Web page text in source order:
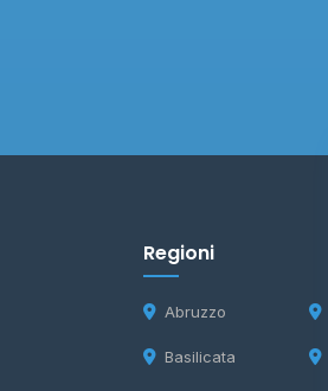
Regioni
Abruzzo
Basilicata